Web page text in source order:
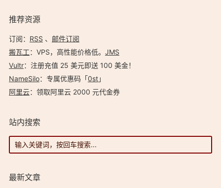
推荐资源
订阅： RSS 、 邮件订阅
搬瓦工：VPS，高性能价格低。️ JMS
Vultr：注册充值 25 美元即送 100 美金！
NameSilo：专属优惠码「0st」
阿里云：领取阿里云 2000 元代金券
站内搜索
最新文章